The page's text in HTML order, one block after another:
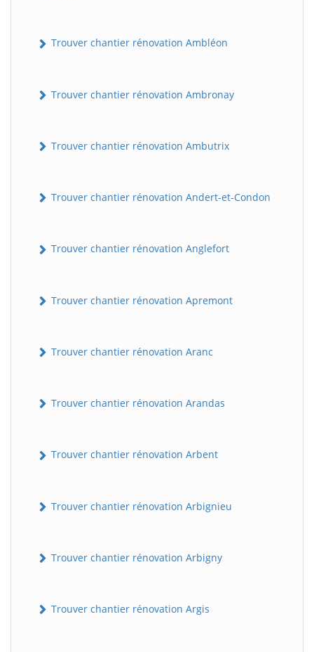
Trouver chantier rénovation Ambléon
Trouver chantier rénovation Ambronay
Trouver chantier rénovation Ambutrix
Trouver chantier rénovation Andert-et-Condon
Trouver chantier rénovation Anglefort
Trouver chantier rénovation Apremont
Trouver chantier rénovation Aranc
Trouver chantier rénovation Arandas
Trouver chantier rénovation Arbent
Trouver chantier rénovation Arbignieu
Trouver chantier rénovation Arbigny
Trouver chantier rénovation Argis